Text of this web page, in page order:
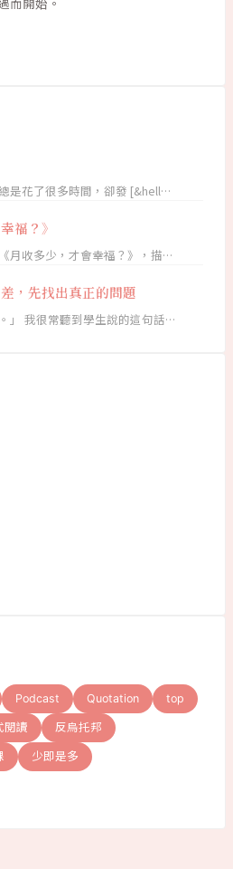
是花了很多時間，卻發 [&hell…
福？》
月收多少，才會幸福？》，描…
，先找出真正的問題
」 我很常聽到學生說的這句話…
Podcast Quotation top
閱讀 反烏托邦
少即是多